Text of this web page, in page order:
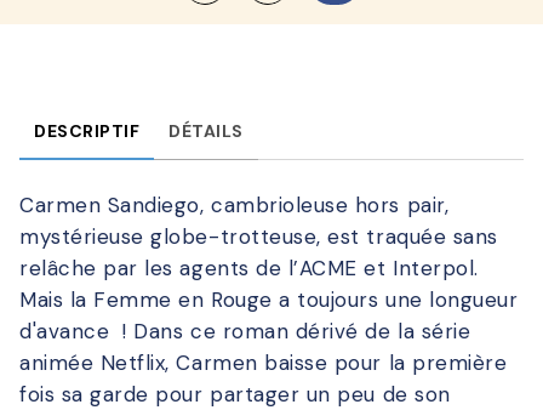
DESCRIPTIF DÉTAILS
Carmen Sandiego, cambrioleuse hors pair,
mystérieuse globe-trotteuse, est traquée sans
relâche par les agents de l’ACME et Interpol.
Mais la Femme en Rouge a toujours une longueur
d'avance ! Dans ce roman dérivé de la série
animée Netflix, Carmen baisse pour la première
fois sa garde pour partager un peu de son